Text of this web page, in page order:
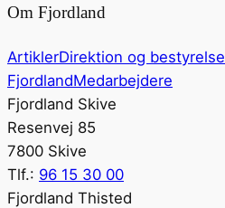
Om Fjordland
ArtiklerDirektion og bestyrelse
FjordlandMedarbejdere
Fjordland Skive
Resenvej 85
7800 Skive
Tlf.: 96 15 30 00
Fjordland Thisted